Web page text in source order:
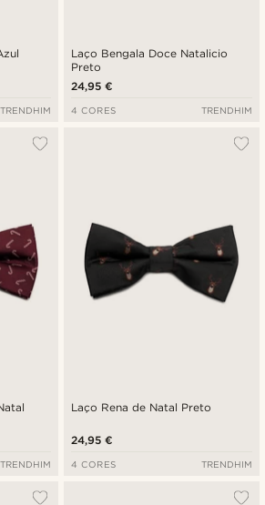
TRENDHIM
Laço Bengala Doce Natalicio
Preto
24,95 €
4 CORES TRENDHIM
TRENDHIM
Laço Rena de Natal Preto
24,95 €
4 CORES TRENDHIM